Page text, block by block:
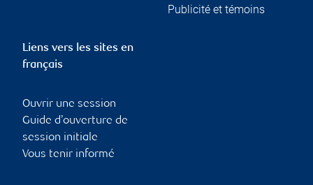
Publicité et témoins
Liens vers les sites en
français
Ouvrir une session
Guide d’ouverture de
session initiale
Vous tenir informé